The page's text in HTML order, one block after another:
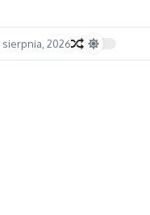
sierpnia, 2026